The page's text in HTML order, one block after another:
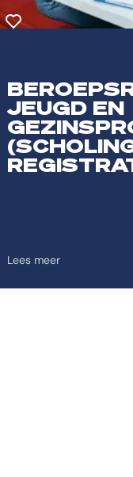
JEUGD EN
Lees meer
Toevoegen aan